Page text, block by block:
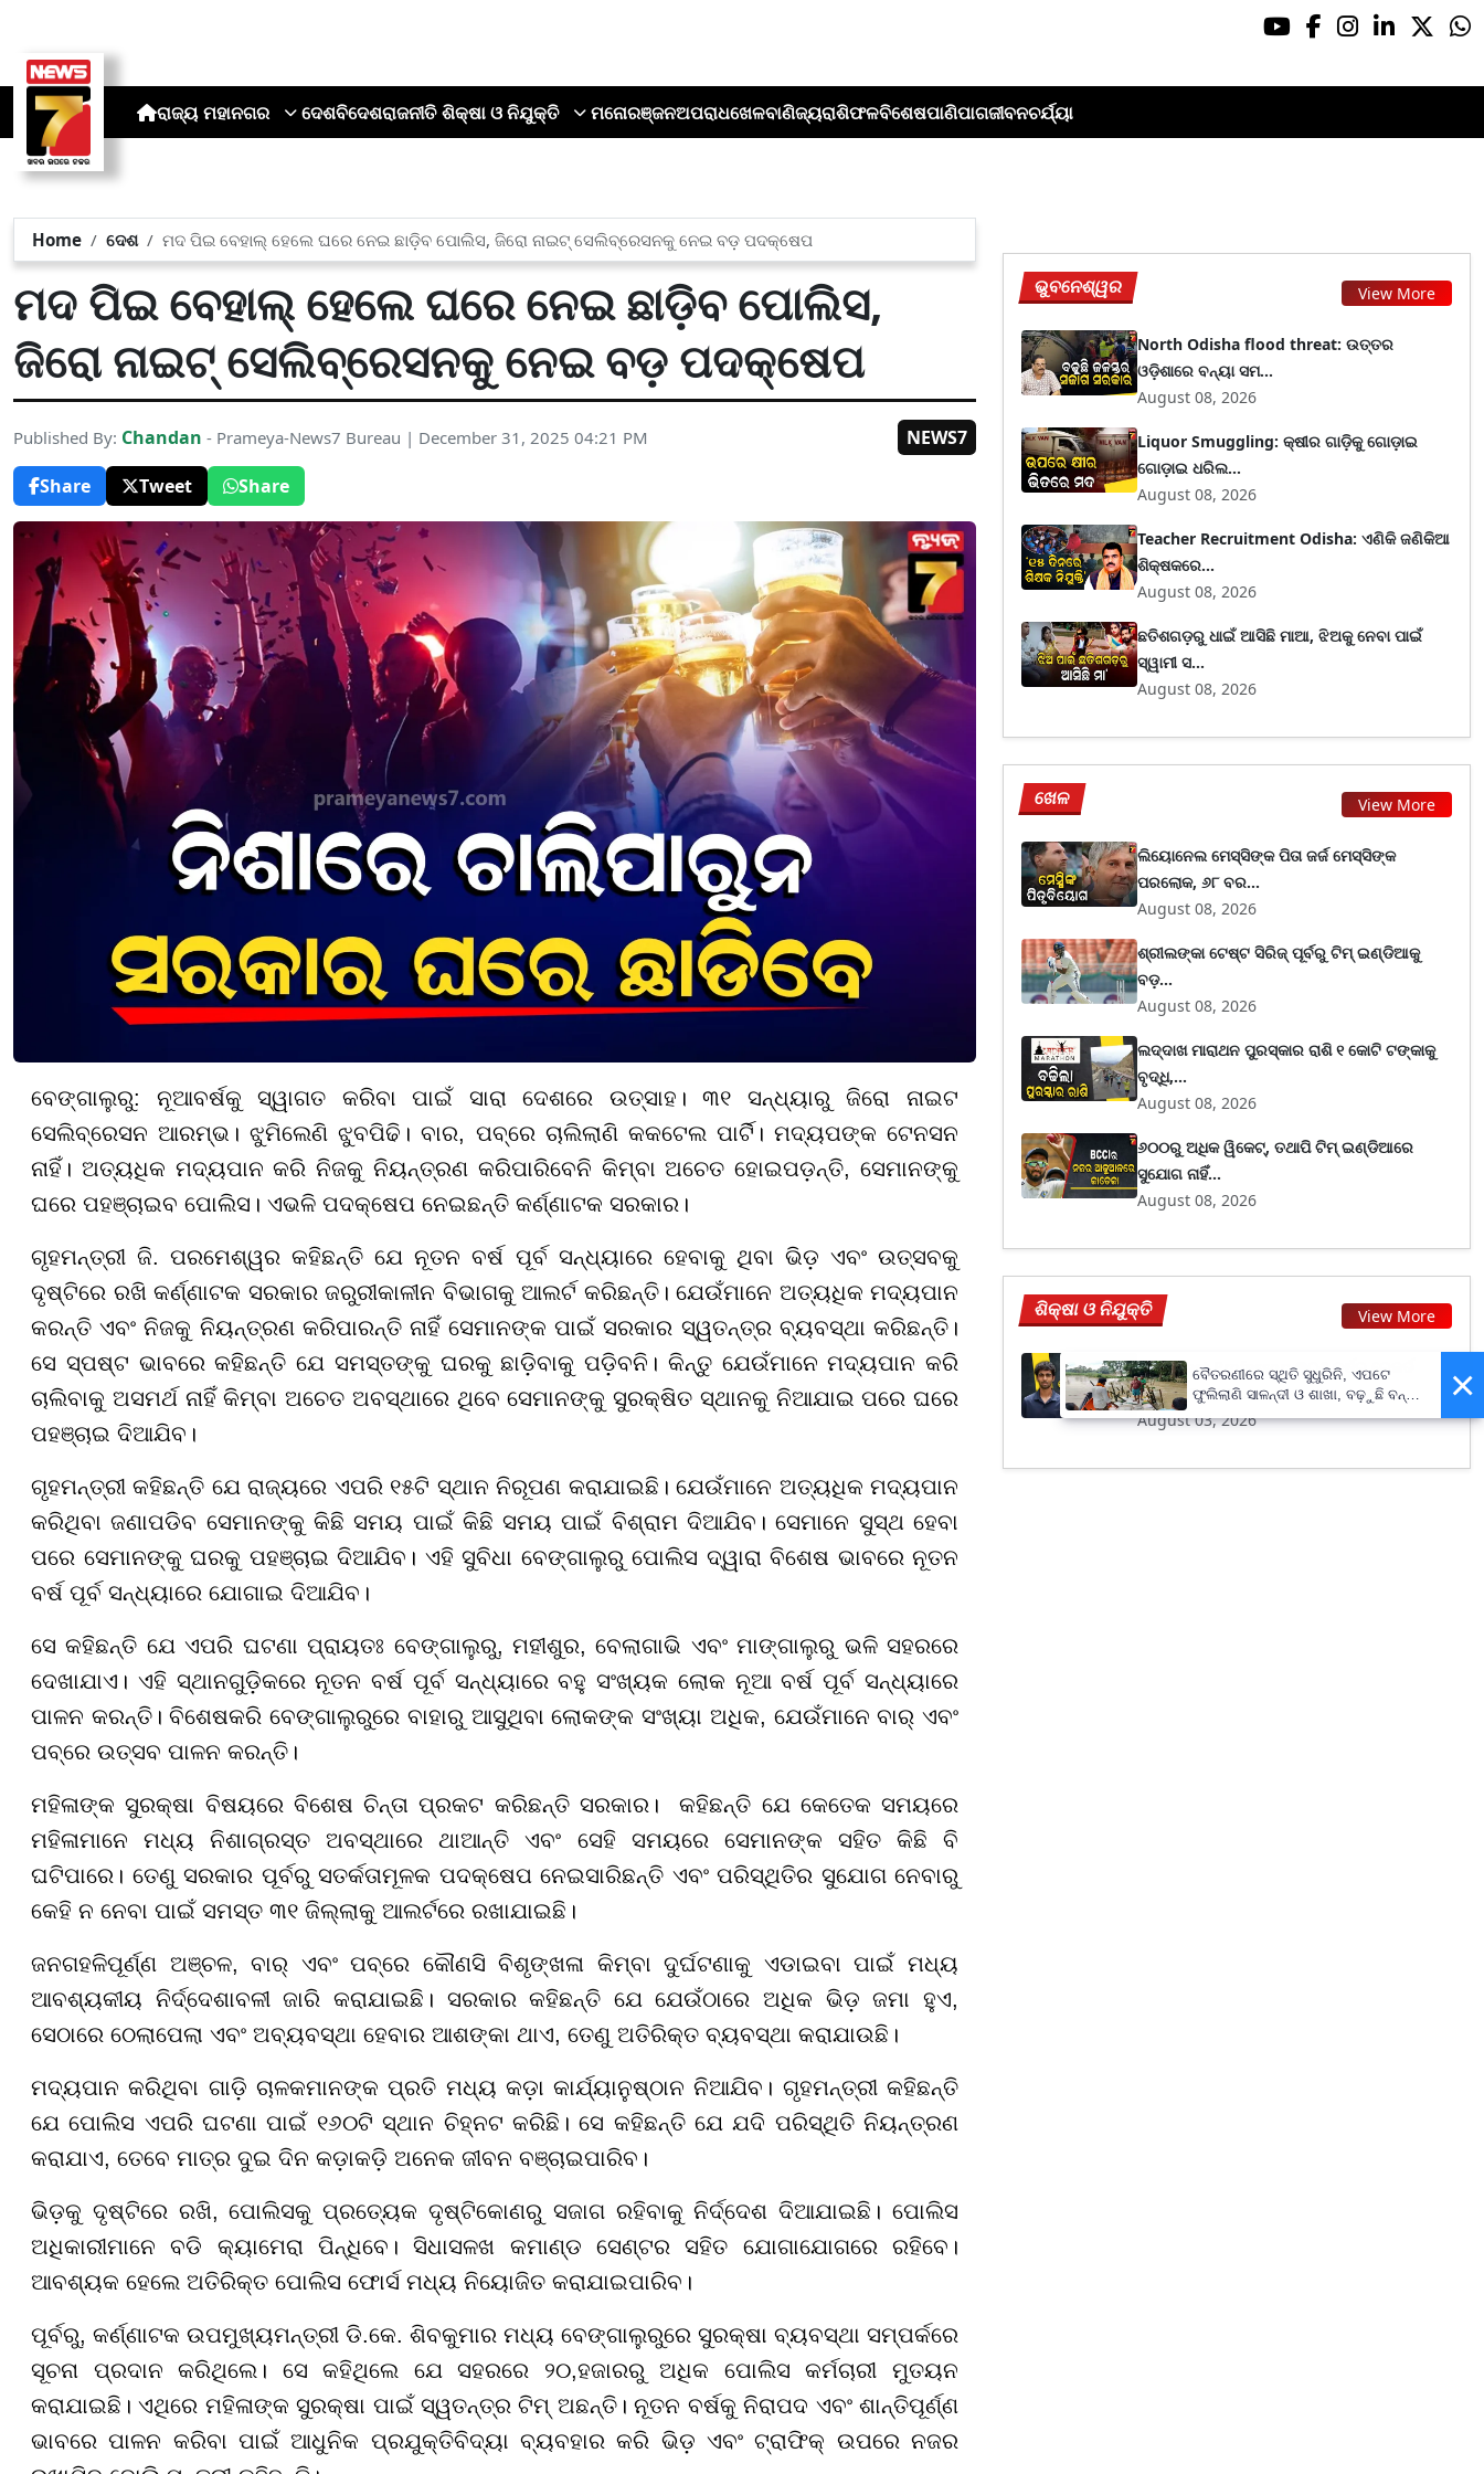
ରାଜ୍ୟ ମହାନଗର ଦେଶବିଦେଶରାଜନୀତି ଶିକ୍ଷା ଓ ନିଯୁକ୍ତି ମନୋରଞ୍ଜନଅପରାଧଖେଳବାଣିଜ୍ୟରାଶିଫଳବିଶେଷପାଣିପାଗଜୀବନଚର୍ଯ୍ୟା
Home ଦେଶ ମଦ ପିଇ ବେହାଲ୍ ହେଲେ ଘରେ ନେଇ ଛାଡ଼ିବ ପୋଲିସ, ଜିରୋ ନାଇଟ୍ ସେଲିବ୍ରେସନକୁ ନେଇ ବଡ଼ ପଦକ୍ଷେପ
ମଦ ପିଇ ବେହାଲ୍ ହେଲେ ଘରେ ନେଇ ଛାଡ଼ିବ ପୋଲିସ,
ଜିରୋ ନାଇଟ୍ ସେଲିବ୍ରେସନକୁ ନେଇ ବଡ଼ ପଦକ୍ଷେପ
Published By: Chandan - Prameya-News7 Bureau | December 31, 2025 04:21 PM
NEWS7
Share
Tweet Share
ବେଙ୍ଗାଲୁରୁ: ନୂଆବର୍ଷକୁ ସ୍ୱାଗତ କରିବା ପାଇଁ ସାରା ଦେଶରେ ଉତ୍ସାହ। ୩୧ ସନ୍ଧ୍ୟାରୁ ଜିରୋ ନାଇଟ
ସେଲିବ୍ରେସନ ଆରମ୍ଭ। ଝୁମିଲେଣି ଝୁବପିଢି। ବାର, ପବ୍ରେ ଚାଲିଲାଣି କକଟେଲ ପାର୍ଟି। ମଦ୍ୟପଙ୍କ ଟେନସନ
ନାହିଁ। ଅତ୍ୟଧିକ ମଦ୍ୟପାନ କରି ନିଜକୁ ନିୟନ୍ତ୍ରଣ କରିପାରିବେନି କିମ୍ବା ଅଚେତ ହୋଇପଡ଼ନ୍ତି, ସେମାନଙ୍କୁ
ଘରେ ପହଞ୍ଚାଇବ ପୋଲିସ। ଏଭଳି ପଦକ୍ଷେପ ନେଇଛନ୍ତି କର୍ଣ୍ଣାଟକ ସରକାର।
ଗୃହମନ୍ତ୍ରୀ ଜି. ପରମେଶ୍ୱର କହିଛନ୍ତି ଯେ ନୂତନ ବର୍ଷ ପୂର୍ବ ସନ୍ଧ୍ୟାରେ ହେବାକୁ ଥିବା ଭିଡ଼ ଏବଂ ଉତ୍ସବକୁ
ଦୃଷ୍ଟିରେ ରଖି କର୍ଣ୍ଣାଟକ ସରକାର ଜରୁରୀକାଳୀନ ବିଭାଗକୁ ଆଲର୍ଟ କରିଛନ୍ତି। ଯେଉଁମାନେ ଅତ୍ୟଧିକ ମଦ୍ୟପାନ
କରନ୍ତି ଏବଂ ନିଜକୁ ନିୟନ୍ତ୍ରଣ କରିପାରନ୍ତି ନାହିଁ ସେମାନଙ୍କ ପାଇଁ ସରକାର ସ୍ୱତନ୍ତ୍ର ବ୍ୟବସ୍ଥା କରିଛନ୍ତି।
ସେ ସ୍ପଷ୍ଟ ଭାବରେ କହିଛନ୍ତି ଯେ ସମସ୍ତଙ୍କୁ ଘରକୁ ଛାଡ଼ିବାକୁ ପଡ଼ିବନି। କିନ୍ତୁ ଯେଉଁମାନେ ମଦ୍ୟପାନ କରି
ଚାଲିବାକୁ ଅସମର୍ଥ ନାହିଁ କିମ୍ବା ଅଚେତ ଅବସ୍ଥାରେ ଥିବେ ସେମାନଙ୍କୁ ସୁରକ୍ଷିତ ସ୍ଥାନକୁ ନିଆଯାଇ ପରେ ଘରେ
ପହଞ୍ଚାଇ ଦିଆଯିବ।
ଗୃହମନ୍ତ୍ରୀ କହିଛନ୍ତି ଯେ ରାଜ୍ୟରେ ଏପରି ୧୫ଟି ସ୍ଥାନ ନିରୂପଣ କରାଯାଇଛି। ଯେଉଁମାନେ ଅତ୍ୟଧିକ ମଦ୍ୟପାନ
କରିଥିବା ଜଣାପଡିବ ସେମାନଙ୍କୁ କିଛି ସମୟ ପାଇଁ କିଛି ସମୟ ପାଇଁ ବିଶ୍ରାମ ଦିଆଯିବ। ସେମାନେ ସୁସ୍ଥ ହେବା
ପରେ ସେମାନଙ୍କୁ ଘରକୁ ପହଞ୍ଚାଇ ଦିଆଯିବ। ଏହି ସୁବିଧା ବେଙ୍ଗାଲୁରୁ ପୋଲିସ ଦ୍ୱାରା ବିଶେଷ ଭାବରେ ନୂତନ
ବର୍ଷ ପୂର୍ବ ସନ୍ଧ୍ୟାରେ ଯୋଗାଇ ଦିଆଯିବ।
ସେ କହିଛନ୍ତି ଯେ ଏପରି ଘଟଣା ପ୍ରାୟତଃ ବେଙ୍ଗାଲୁରୁ, ମହୀଶୁର, ବେଲାଗାଭି ଏବଂ ମାଙ୍ଗାଲୁରୁ ଭଳି ସହରରେ
ଦେଖାଯାଏ। ଏହି ସ୍ଥାନଗୁଡ଼ିକରେ ନୂତନ ବର୍ଷ ପୂର୍ବ ସନ୍ଧ୍ୟାରେ ବହୁ ସଂଖ୍ୟକ ଲୋକ ନୂଆ ବର୍ଷ ପୂର୍ବ ସନ୍ଧ୍ୟାରେ
ପାଳନ କରନ୍ତି। ବିଶେଷକରି ବେଙ୍ଗାଲୁରୁରେ ବାହାରୁ ଆସୁଥିବା ଲୋକଙ୍କ ସଂଖ୍ୟା ଅଧିକ, ଯେଉଁମାନେ ବାର୍ ଏବଂ
ପବ୍‌ରେ ଉତ୍ସବ ପାଳନ କରନ୍ତି।
ମହିଳାଙ୍କ ସୁରକ୍ଷା ବିଷୟରେ ବିଶେଷ ଚିନ୍ତା ପ୍ରକଟ କରିଛନ୍ତି ସରକାର। କହିଛନ୍ତି ଯେ କେତେକ ସମୟରେ
ମହିଳାମାନେ ମଧ୍ୟ ନିଶାଗ୍ରସ୍ତ ଅବସ୍ଥାରେ ଥାଆନ୍ତି ଏବଂ ସେହି ସମୟରେ ସେମାନଙ୍କ ସହିତ କିଛି ବି
ଘଟିପାରେ। ତେଣୁ ସରକାର ପୂର୍ବରୁ ସତର୍କତାମୂଳକ ପଦକ୍ଷେପ ନେଇସାରିଛନ୍ତି ଏବଂ ପରିସ୍ଥିତିର ସୁଯୋଗ ନେବାରୁ
କେହି ନ ନେବା ପାଇଁ ସମସ୍ତ ୩୧ ଜିଲ୍ଲାକୁ ଆଲର୍ଟରେ ରଖାଯାଇଛି।
ଜନଗହଳିପୂର୍ଣ୍ଣ ଅଞ୍ଚଳ, ବାର୍ ଏବଂ ପବ୍ରେ କୌଣସି ବିଶୃଙ୍ଖଳା କିମ୍ବା ଦୁର୍ଘଟଣାକୁ ଏଡାଇବା ପାଇଁ ମଧ୍ୟ
ଆବଶ୍ୟକୀୟ ନିର୍ଦ୍ଦେଶାବଳୀ ଜାରି କରାଯାଇଛି। ସରକାର କହିଛନ୍ତି ଯେ ଯେଉଁଠାରେ ଅଧିକ ଭିଡ଼ ଜମା ହୁଏ,
ସେଠାରେ ଠେଲାପେଲା ଏବଂ ଅବ୍ୟବସ୍ଥା ହେବାର ଆଶଙ୍କା ଥାଏ, ତେଣୁ ଅତିରିକ୍ତ ବ୍ୟବସ୍ଥା କରାଯାଉଛି।
ମଦ୍ୟପାନ କରିଥିବା ଗାଡ଼ି ଚାଳକମାନଙ୍କ ପ୍ରତି ମଧ୍ୟ କଡ଼ା କାର୍ଯ୍ୟାନୁଷ୍ଠାନ ନିଆଯିବ। ଗୃହମନ୍ତ୍ରୀ କହିଛନ୍ତି
ଯେ ପୋଲିସ ଏପରି ଘଟଣା ପାଇଁ ୧୬୦ଟି ସ୍ଥାନ ଚିହ୍ନଟ କରିଛି। ସେ କହିଛନ୍ତି ଯେ ଯଦି ପରିସ୍ଥିତି ନିୟନ୍ତ୍ରଣ
କରାଯାଏ, ତେବେ ମାତ୍ର ଦୁଇ ଦିନ କଡ଼ାକଡ଼ି ଅନେକ ଜୀବନ ବଞ୍ଚାଇପାରିବ।
ଭିଡ଼କୁ ଦୃଷ୍ଟିରେ ରଖି, ପୋଲିସକୁ ପ୍ରତ୍ୟେକ ଦୃଷ୍ଟିକୋଣରୁ ସଜାଗ ରହିବାକୁ ନିର୍ଦ୍ଦେଶ ଦିଆଯାଇଛି। ପୋଲିସ
ଅଧିକାରୀମାନେ ବଡି କ୍ୟାମେରା ପିନ୍ଧିବେ। ସିଧାସଳଖ କମାଣ୍ଡ ସେଣ୍ଟର ସହିତ ଯୋଗାଯୋଗରେ ରହିବେ।
ଆବଶ୍ୟକ ହେଲେ ଅତିରିକ୍ତ ପୋଲିସ ଫୋର୍ସ ମଧ୍ୟ ନିୟୋଜିତ କରାଯାଇପାରିବ।
ପୂର୍ବରୁ, କର୍ଣ୍ଣାଟକ ଉପମୁଖ୍ୟମନ୍ତ୍ରୀ ଡି.କେ. ଶିବକୁମାର ମଧ୍ୟ ବେଙ୍ଗାଲୁରୁରେ ସୁରକ୍ଷା ବ୍ୟବସ୍ଥା ସମ୍ପର୍କରେ
ସୂଚନା ପ୍ରଦାନ କରିଥିଲେ। ସେ କହିଥିଲେ ଯେ ସହରରେ ୨୦,ହଜାରରୁ ଅଧିକ ପୋଲିସ କର୍ମଚାରୀ ମୁତୟନ
କରାଯାଇଛି। ଏଥିରେ ମହିଳାଙ୍କ ସୁରକ୍ଷା ପାଇଁ ସ୍ୱତନ୍ତ୍ର ଟିମ୍ ଅଛନ୍ତି। ନୂତନ ବର୍ଷକୁ ନିରାପଦ ଏବଂ ଶାନ୍ତିପୂର୍ଣ୍ଣ
ଭାବରେ ପାଳନ କରିବା ପାଇଁ ଆଧୁନିକ ପ୍ରଯୁକ୍ତିବିଦ୍ୟା ବ୍ୟବହାର କରି ଭିଡ଼ ଏବଂ ଟ୍ରାଫିକ୍ ଉପରେ ନଜର
ଭୁବନେଶ୍ୱର View More
North Odisha flood threat: ଉତ୍ତର
ଓଡ଼ିଶାରେ ବନ୍ୟା ସମ...
August 08, 2026
Liquor Smuggling: କ୍ଷୀର ଗାଡ଼ିକୁ ଗୋଡ଼ାଇ
ଗୋଡ଼ାଇ ଧରିଲ...
August 08, 2026
Teacher Recruitment Odisha: ଏଣିକି ଜଣିକିଆ
ଶିକ୍ଷକରେ...
August 08, 2026
ଛତିଶଗଡ଼ରୁ ଧାଇଁ ଆସିଛି ମାଆ, ଝିଅକୁ ନେବା ପାଇଁ
ସ୍ୱାମୀ ସ...
August 08, 2026
ଖେଳ View More
ଲିୟୋନେଲ ମେସ୍ସିଙ୍କ ପିତା ଜର୍ଜ ମେସ୍ସିଙ୍କ
ପରଲୋକ, ୬୮ ବର...
August 08, 2026
ଶ୍ରୀଲଙ୍କା ଟେଷ୍ଟ ସିରିଜ୍‌ ପୂର୍ବରୁ ଟିମ୍‌ ଇଣ୍ଡିଆକୁ
ବଡ଼...
August 08, 2026
ଲଦ୍ଦାଖ ମାରାଥନ ପୁରସ୍କାର ରାଶି ୧ କୋଟି ଟଙ୍କାକୁ
ବୃଦ୍ଧି,...
August 08, 2026
୬୦୦ରୁ ଅଧିକ ୱିକେଟ୍, ତଥାପି ଟିମ୍ ଇଣ୍ଡିଆରେ
ସୁଯୋଗ ନାହିଁ...
August 08, 2026
ଶିକ୍ଷା ଓ ନିଯୁକ୍ତି View More
Youngest Professor: ୩୦୬ ବର୍ଷର ରେକର୍ଡ
ଭାଙ୍ଗିଲେ ୧୮ ବ...
August 03, 2026
×
ବୈତରଣୀରେ ସ୍ଥିତି ସୁଧୁରିନି, ଏପଟେ
ଫୁଲିଲାଣି ସାଳନ୍ଦୀ ଓ ଶାଖା, ବଢ଼ୁଛି ବନ୍ୟା
ଭୟ